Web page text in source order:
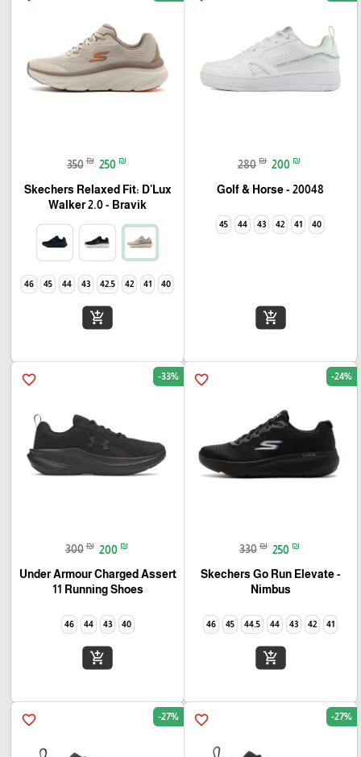
280 ₪ 200 ₪
Golf & Horse - 20048
40
41
42
43
44
45
add_shopping_cart
350 ₪ 250 ₪
Skechers Relaxed Fit: D'Lux
Walker 2.0 - Bravik
40
41
42
42.5
43
44
45
46
add_shopping_cart
favorite_border -24%
330 ₪ 250 ₪
Skechers Go Run Elevate -
Nimbus
41
42
43
44
44.5
45
46
add_shopping_cart
favorite_border -33%
300 ₪ 200 ₪
Under Armour Charged Assert
11 Running Shoes
40
43
44
46
add_shopping_cart
favorite_border -27%
favorite_border -27%